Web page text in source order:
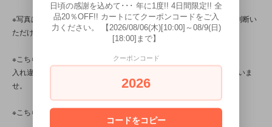
※写真は、光の当たり方によって見え方が変わるため、トータル的に判断い
ただけると幸いです。
※こちらの商品は店頭でも販売しています。
入れ違いで完売してしまう場合がございます。その際はご容赦くださいま
せ。
※こちらの商品は、中古・ヴィンテージ品です。
日頃の感謝を込めて･･･ 年に1度!! 4日間限定!! 全
品20％OFF!! カートにてクーポンコードをご入
力ください。 【2026/08/06(木)[10:00]～08/9(日)
[18:00]まで】
クーポンコード
2026
コードをコピー